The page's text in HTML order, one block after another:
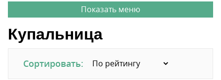
Купальница
Сортировать: